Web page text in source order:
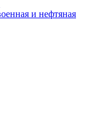
и нефтяная